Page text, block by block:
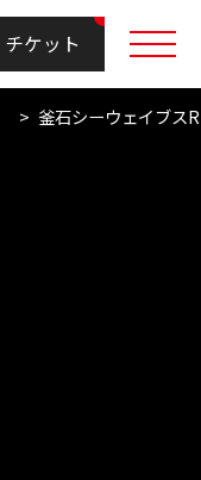
チケット
釜石シーウェイブス